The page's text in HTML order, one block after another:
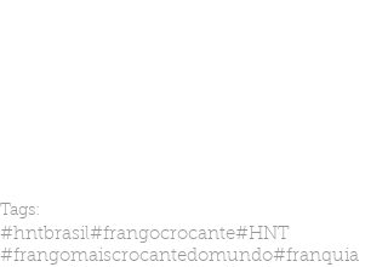
Tags:
#hntbrasil#frangocrocante#HNT
#frangomaiscrocantedomundo#franquia